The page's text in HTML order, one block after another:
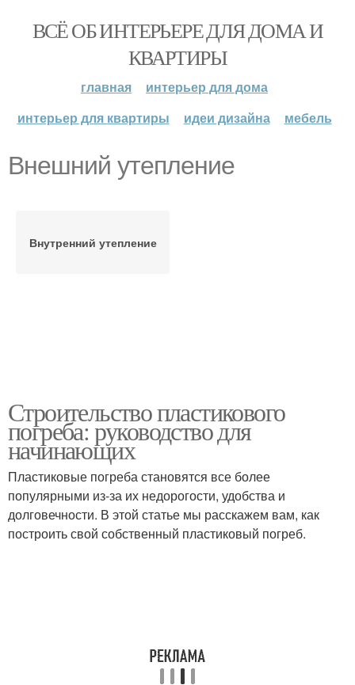
ВСЁ ОБ ИНТЕРЬЕРЕ ДЛЯ ДОМА И
КВАРТИРЫ
главная
интерьер для дома
интерьер для квартиры
идеи дизайна мебель
Внешний утепление
Внутренний утепление
Строительство пластикового
погреба: руководство для
начинающих
Пластиковые погреба становятся все более
популярными из-за их недорогости, удобства и
долговечности. В этой статье мы расскажем вам, как
построить свой собственный пластиковый погреб.